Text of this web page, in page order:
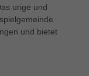
urige und
und bietet